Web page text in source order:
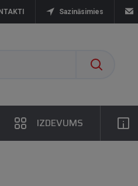
Sazināsimies
IZDEVUMS